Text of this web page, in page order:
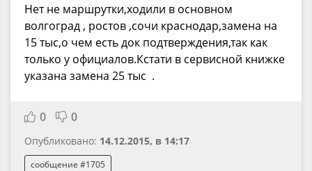
Нет не маршрутки,ходили в основном
волгоград , ростов ,сочи краснодар,замена на
15 тыс,о чем есть док подтверждения,так как
только у официалов.Кстати в сервисной книжке
указана замена 25 тыс .
0 0
Опубликовано: 14.12.2015, в 14:17
сообщение #1705